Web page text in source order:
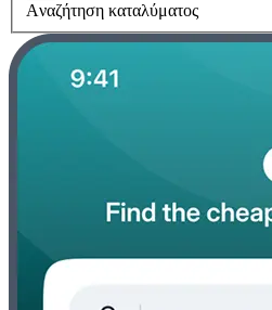
Aναζήτηση καταλύματος